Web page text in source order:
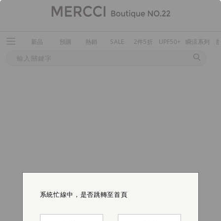
新品 預購 熱銷 SALE 2件5折 UPF50+ 瞬涼系列
系統忙線中，是否跳轉至首頁
系統忙線中，是否跳轉至首頁
系統忙線中，是否跳轉至首頁
系統忙線中，是否跳轉至首頁
系統忙線中，是否跳轉至首頁